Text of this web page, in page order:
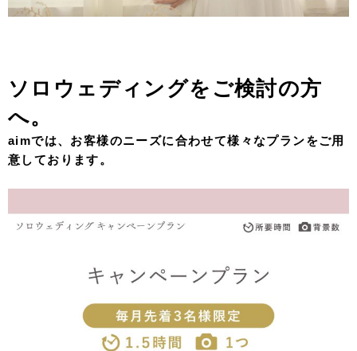
ソロウェディングをご検討の方
へ。
aimでは、お客様のニーズに合わせて様々なプランをご用
意しております。